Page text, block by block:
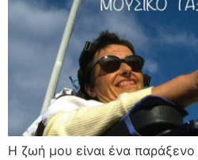
Η ζωή μου είναι ένα παράξενο